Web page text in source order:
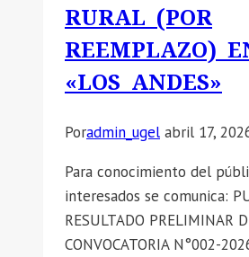
RURAL (POR
REEMPLAZO)
«LOS ANDES»
Poradmin_ugel abril 17,
Para conocimiento del
interesados se comunica:
RESULTADO PRELIMINAR
CONVOCATORIA N°002-